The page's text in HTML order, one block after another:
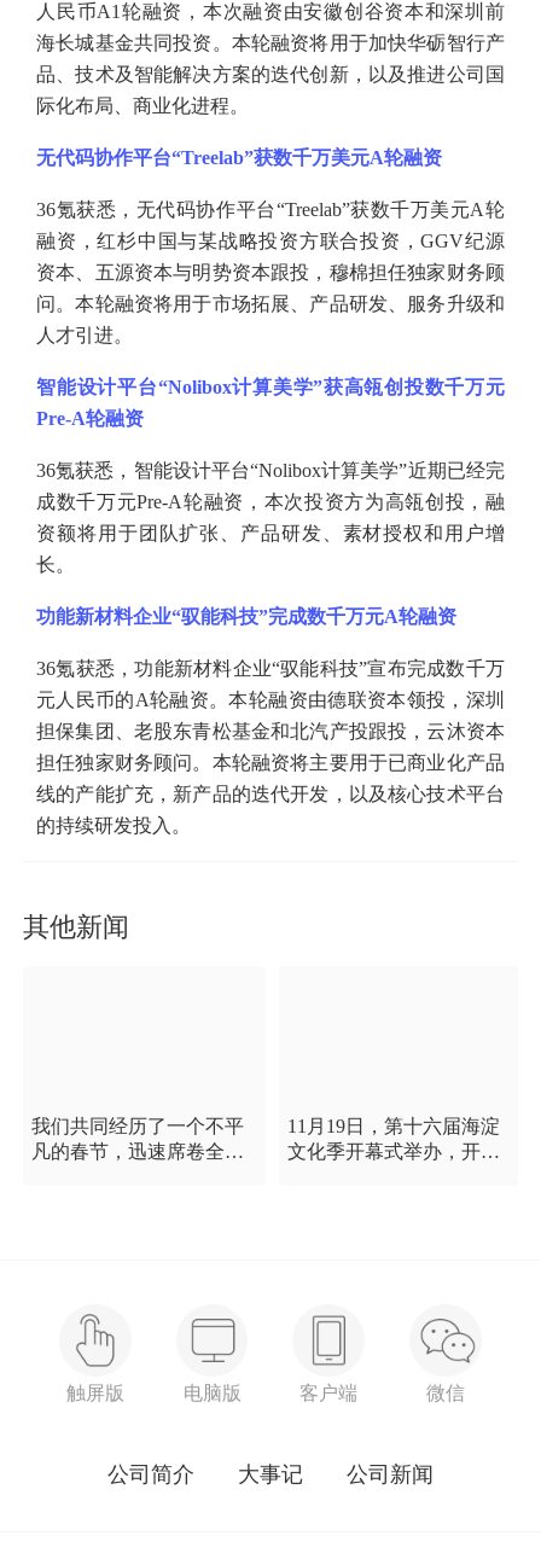
人民币A1轮融资，本次融资由安徽创谷资本和深圳前
海长城基金共同投资。本轮融资将用于加快华砺智行产
品、技术及智能解决方案的迭代创新，以及推进公司国
际化布局、商业化进程。
无代码协作平台“Treelab”获数千万美元A轮融资
36氪获悉，无代码协作平台“Treelab”获数千万美元A轮
融资，红杉中国与某战略投资方联合投资，GGV纪源
资本、五源资本与明势资本跟投，穆棉担任独家财务顾
问。本轮融资将用于市场拓展、产品研发、服务升级和
人才引进。
智能设计平台“Nolibox计算美学”获高瓴创投数千万元
Pre-A轮融资
36氪获悉，智能设计平台“Nolibox计算美学”近期已经完
成数千万元Pre-A轮融资，本次投资方为高瓴创投，融
资额将用于团队扩张、产品研发、素材授权和用户增
长。
功能新材料企业“驭能科技”完成数千万元A轮融资
36氪获悉，功能新材料企业“驭能科技”宣布完成数千万
元人民币的A轮融资。本轮融资由德联资本领投，深圳
担保集团、老股东青松基金和北汽产投跟投，云沐资本
担任独家财务顾问。本轮融资将主要用于已商业化产品
线的产能扩充，新产品的迭代开发，以及核心技术平台
的持续研发投入。
其他新闻
我们共同经历了一个不平
凡的春节，迅速席卷全国
11月19日，第十六届海淀
文化季开幕式举办，开幕
结、特别讲奉献的一流精
神风貌，以及催人泪下的
感人事迹。
触屏版 电脑版 客户端 微信
公司简介 大事记 公司新闻